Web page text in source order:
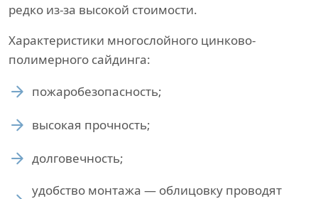
редко из-за высокой стоимости.
Характеристики многослойного цинково-
полимерного сайдинга:
пожаробезопасность;
высокая прочность;
долговечность;
удобство монтажа — облицовку проводят